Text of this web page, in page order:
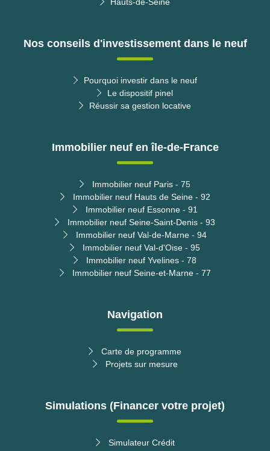
Nos conseils d'investissement dans le neuf
Pourquoi investir dans le neuf
Le dispositif pinel
Réussir sa gestion locative
Immobilier neuf en île-de-France
Immobilier neuf Paris - 75
Immobilier neuf Hauts de Seine - 92
Immobilier neuf Essonne - 91
Immobilier neuf Seine-Saint-Denis - 93
Immobilier neuf Val-de-Marne - 94
Immobilier neuf Val-d'Oise - 95
Immobilier neuf Yvelines - 78
Immobilier neuf Seine-et-Marne - 77
Navigation
Carte de programme
Projets sur mesure
Simulations (Financer votre projet)
Simulateur Crédit